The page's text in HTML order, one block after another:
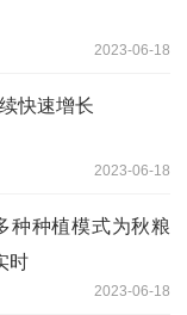
2023-06-18
快速增长
2023-06-18
种种植模式为秋粮
时
2023-06-18